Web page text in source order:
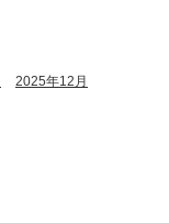
2025年12月